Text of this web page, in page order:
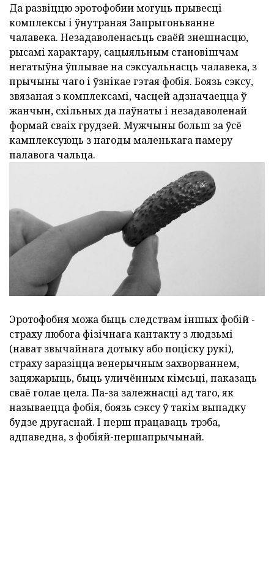
Да развіццю эротофобии могуць прывесці
комплексы і ўнутраная Запрыгоньванне
чалавека. Незадаволенасьць сваёй знешнасцю,
рысамі характару, сацыяльным становішчам
негатыўна ўплывае на сэксуальнасць чалавека, з
прычыны чаго і ўзнікае гэтая фобія. Боязь сэксу,
звязаная з комплексамі, часцей адзначаецца ў
жанчын, схільных да паўнаты і незадаволенай
формай сваіх грудзей. Мужчыны больш за ўсё
камплексуюць з нагоды маленькага памеру
палавога чальца.
Эротофобия можа быць следствам іншых фобій -
страху любога фізічнага кантакту з людзьмі
(нават звычайнага дотыку або поціску рукі),
страху заразіцца венерычным захворваннем,
зацяжарыць, быць уличённым кімсьці, паказаць
сваё голае цела. Па-за залежнасці ад таго, як
называецца фобія, боязь сэксу ў такім выпадку
будзе другаснай. І перш працаваць трэба,
адпаведна, з фобіяй-першапрычынай.